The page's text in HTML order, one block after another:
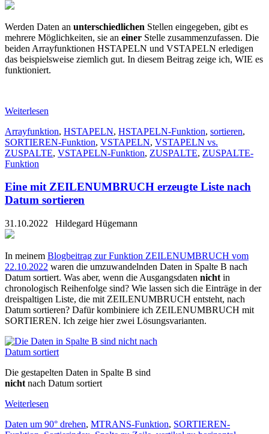
Werden Daten an unterschiedlichen Stellen eingegeben, gibt es
mehrere Möglichkeiten, sie an einer Stelle zusammenzufassen. Die
beiden Arrayfunktionen HSTAPELN und VSTAPELN erledigen
das beispielsweise ziemlich gut. In diesem Beitrag zeige ich, WIE es
funktioniert.
Weiterlesen
Arrayfunktion, HSTAPELN, HSTAPELN-Funktion, sortieren,
SORTIEREN-Funktion, VSTAPELN, VSTAPELN vs.
ZUSPALTE, VSTAPELN-Funktion, ZUSPALTE, ZUSPALTE-
Funktion
Eine mit ZEILENUMBRUCH erzeugte Liste nach
Datum sortieren
31.10.2022 Hildegard Hügemann
In meinem Blogbeitrag zur Funktion ZEILENUMBRUCH vom
22.10.2022 waren die umzuwandelnden Daten in Spalte B nach
Datum sortiert. Was aber, wenn die Ausgangsdaten nicht in
chronologisch Reihenfolge sind? Wie lassen sich die Einträge in der
dreispaltigen Liste, die mit ZEILENUMBRUCH entsteht, nach
Datum sortieren? Dafür kombiniere ich ZEILENUMBRUCH mit
SORTIEREN. Ich zeige hier zwei Lösungsvarianten.
Die gestapelten Daten in Spalte B sind
nicht nach Datum sortiert
Weiterlesen
Daten um 90° drehen, MTRANS-Funktion, SORTIEREN-